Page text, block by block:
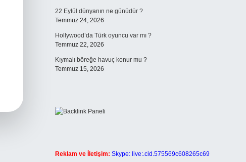
22 Eylül dünyanın ne günüdür ?
Temmuz 24, 2026
Hollywood’da Türk oyuncu var mı ?
Temmuz 22, 2026
Kıymalı böreğe havuç konur mu ?
Temmuz 15, 2026
Reklam ve İletişim: Skype: live:.cid.575569c608265c69